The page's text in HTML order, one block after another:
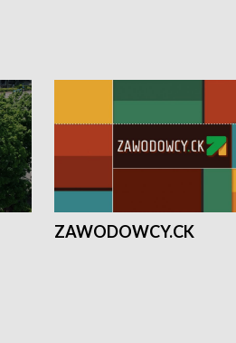
ZAWODOWCY.CK